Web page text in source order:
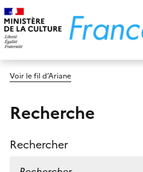
Voir le fil d’Ariane
Recherche
Rechercher